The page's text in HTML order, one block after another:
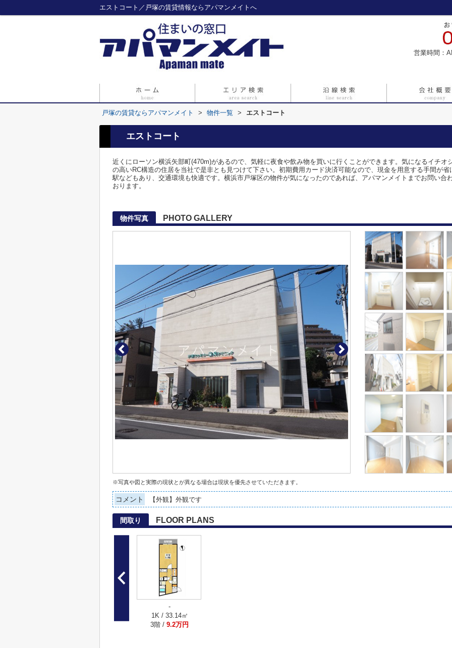
エストコート／戸塚の賃貸情報ならアパマンメイトへ
営業時間：
戸塚の賃貸ならアパマンメイト > 物件一覧 > エストコート
エストコート
近くにローソン横浜矢部町(470m)があるので、気軽に夜食や飲み物を買いに行くことができます。気になるイチオ
の高いRC構造の住居を当社で是非とも見つけて下さい。初期費用カード決済可能なので、現金を用意する手間が
駅などもあり、交通環境も快適です。横浜市戸塚区の物件が気になったのであれば、アパマンメイトまでお問い合
おります。
物件写真 PHOTO GALLERY
※写真や図と実際の現状とが異なる場合は現状を優先させていただきます。
コメント 【外観】外観です
間取り FLOOR PLANS
-
1K / 33.14㎡
3階 / 9.2万円